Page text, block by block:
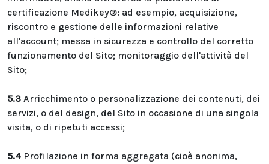
certificazione Medikey®: ad esempio, acquisizione,
riscontro e gestione delle informazioni relative
all'account; messa in sicurezza e controllo del corretto
funzionamento del Sito; monitoraggio dell'attività del
Sito;
5.3 Arricchimento o personalizzazione dei contenuti, dei
servizi, o del design, del Sito in occasione di una singola
visita, o di ripetuti accessi;
5.4 Profilazione in forma aggregata (cioè anonima,